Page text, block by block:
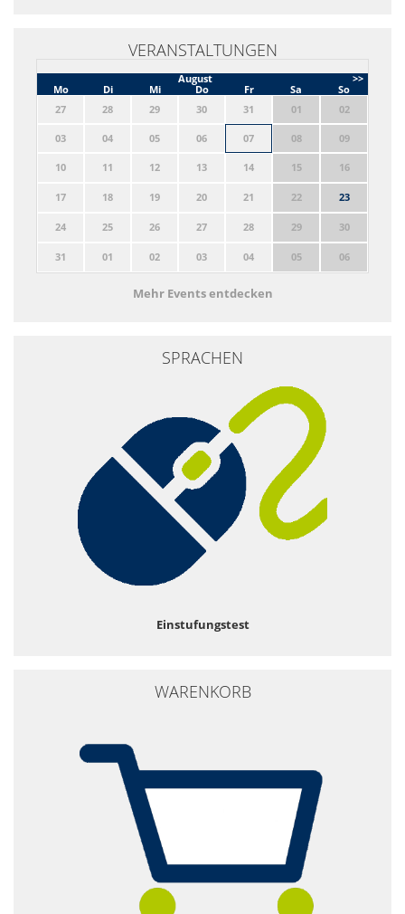
VERANSTALTUNGEN
>>
August
Mo
Di Mi Do Fr Sa
So
27
28 29 30 31 01 02
03 04 05 06 07 08 09
10 11 12 13 14 15 16
17 18 19 20 21 22 23
24 25 26 27 28 29 30
31 01 02 03 04 05 06
Mehr Events entdecken
SPRACHEN
Einstufungstest
WARENKORB